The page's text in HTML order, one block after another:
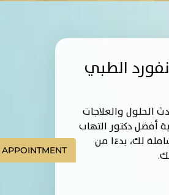
الطبي
الحلول والعلاجات
أفضل دكتور التهاب
لك، بدءًا من